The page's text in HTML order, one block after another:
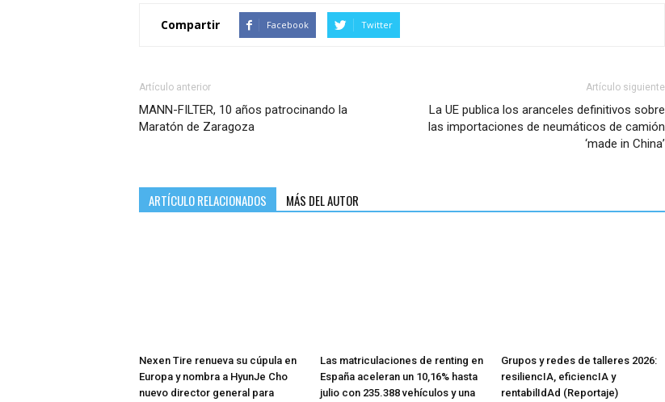
Compartir Facebook Twitter
Artículo anterior
MANN-FILTER, 10 años patrocinando la
Maratón de Zaragoza
Artículo siguiente
La UE publica los aranceles definitivos sobre
las importaciones de neumáticos de camión
‘made in China’
ARTÍCULO RELACIONADOS MÁS DEL AUTOR
Nexen Tire renueva su cúpula en
Europa y nombra a HyunJe Cho
nuevo director general para
Las matriculaciones de renting en
España aceleran un 10,16% hasta
julio con 235.388 vehículos y una
Grupos y redes de talleres 2026:
resiliencIA, eficiencIA y
rentabilIdAd (Reportaje)